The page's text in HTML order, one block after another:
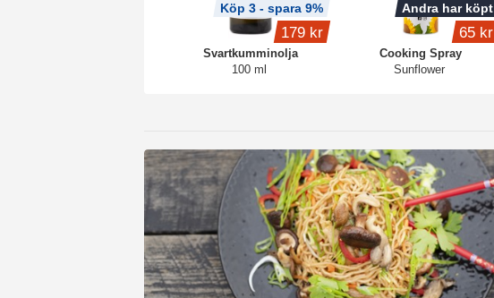
Svartkumminolja
100 ml
Köp 3 - spara 9%
179 kr
Cooking Spray
Sunflower
Andra har köpt
65 kr